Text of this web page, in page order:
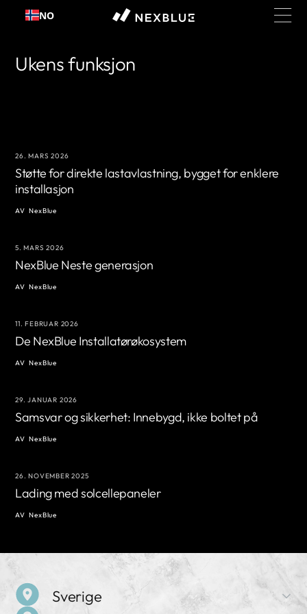
NO
Ukens funksjon
26. MARS 2026
Støtte for direkte lastavlastning, bygget for enklere
installasjon
AV NexBlue
5. MARS 2026
NexBlue Neste generasjon
AV NexBlue
11. FEBRUAR 2026
De NexBlue Installatørøkosystem
AV NexBlue
29. JANUAR 2026
Samsvar og sikkerhet: Innebygd, ikke boltet på
AV NexBlue
26. NOVEMBER 2025
Lading med solcellepaneler
AV NexBlue
Sverige